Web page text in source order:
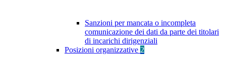
Sanzioni per mancata o incompleta
comunicazione dei dati da parte dei titolari
di incarichi dirigenziali
Posizioni organizzative 2